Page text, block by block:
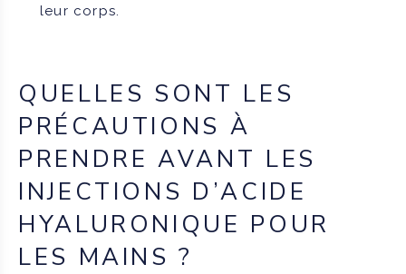
leur corps.
QUELLES SONT LES
PRÉCAUTIONS À
PRENDRE AVANT LES
INJECTIONS D’ACIDE
HYALURONIQUE POUR
LES MAINS ?